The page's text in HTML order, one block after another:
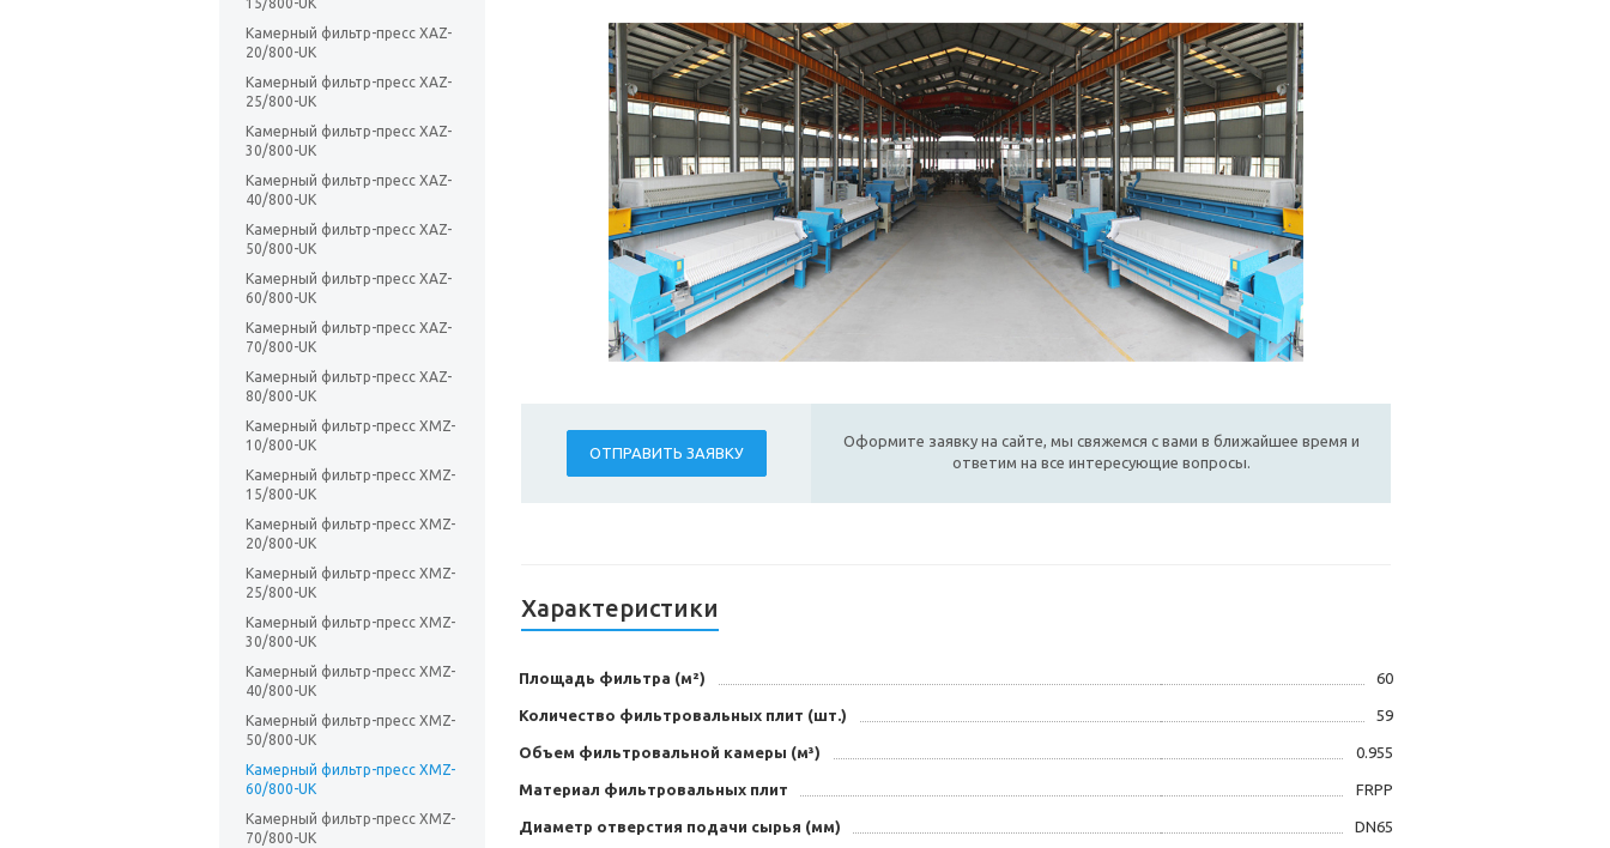
15/800-UK
Камерный фильтр-пресс XAZ-
20/800-UK
Камерный фильтр-пресс XAZ-
25/800-UK
Камерный фильтр-пресс XAZ-
30/800-UK
Камерный фильтр-пресс XAZ-
40/800-UK
Камерный фильтр-пресс XAZ-
50/800-UK
Камерный фильтр-пресс XAZ-
60/800-UK
Камерный фильтр-пресс XAZ-
70/800-UK
Камерный фильтр-пресс XAZ-
80/800-UK
Камерный фильтр-пресс XMZ-
10/800-UK
Камерный фильтр-пресс XMZ-
15/800-UK
Камерный фильтр-пресс XMZ-
20/800-UK
Камерный фильтр-пресс XMZ-
25/800-UK
Камерный фильтр-пресс XMZ-
30/800-UK
Камерный фильтр-пресс XMZ-
40/800-UK
Камерный фильтр-пресс XMZ-
50/800-UK
Камерный фильтр-пресс XMZ-
60/800-UK
Камерный фильтр-пресс XMZ-
70/800-UK
ОТПРАВИТЬ ЗАЯВКУ
Оформите заявку на сайте, мы свяжемся с вами в ближайшее время и
ответим на все интересующие вопросы.
Характеристики
Площадь фильтра (м²) 60
Количество фильтровальных плит (шт.) 59
Объем фильтровальной камеры (м³) 0.955
Материал фильтровальных плит FRPP
Диаметр отверстия подачи сырья (мм) DN65